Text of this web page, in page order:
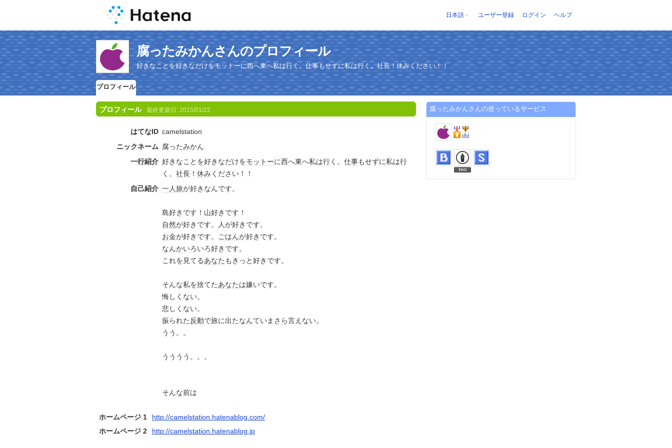
日本語 ユーザー登録 ログイン ヘルプ
腐ったみかんさんのプロフィール
好きなことを好きなだけをモットーに西へ東へ私は行く。仕事もせずに私は行く。社長！休みください！！
プロフィール
プロフィール 最終更新日: 2015/01/22
はてなID camelstation
ニックネーム 腐ったみかん
一行紹介 好きなことを好きなだけをモットーに西へ東へ私は行く。 仕事もせずに私は行
く。 社長 ！ 休み ください！！
自己紹介 一人旅が好きなんです。
島好きです！山好きです！
自然が好きです。人が好きです。
お金が好きです。 ごはんが好きです。
なんかいろいろ好きです。
これを見てるあなた もきっと好きです。
そんな私を捨てたあなたは嫌いです。
悔しくない。
悲しくない。
振られた反動で旅に出たなんていま さら言えない。
うう。。
うううう。。。
そんな前は
ホームページ 1
http://camelstation.hatenablog.com/
ホームページ 2
http://camelstation.hatenablog.jp
腐ったみかんさんの使っているサービス